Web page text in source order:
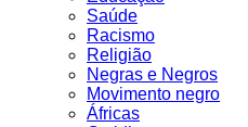
Saúde
Racismo
Religião
Negras e Negros
Movimento negro
Áfricas